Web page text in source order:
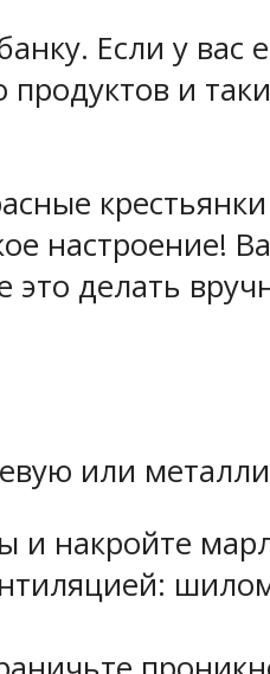
Если у вас
продуктов и
настроение!
делать
или
и накройте